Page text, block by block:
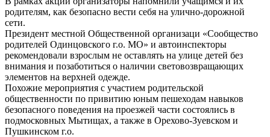
родителям, как безопасно вести себя на улично-дорожной
сети.
Президент местной Общественной организаци «Сообщество
родителей Одинцовского г.о. МО» и автоинспекторы
рекомендовали взрослым не оставлять на улице детей без
внимания и позаботиться о наличии световозвращающих
элементов на верхней одежде.
Похожие мероприятия с участием родительской
общественности по привитию юным пешеходам навыков
безопасного поведения на проезжей части состоялись в
подмосковных Мытищах, а также в Орехово-Зуевском и
Пушкинском г.о.